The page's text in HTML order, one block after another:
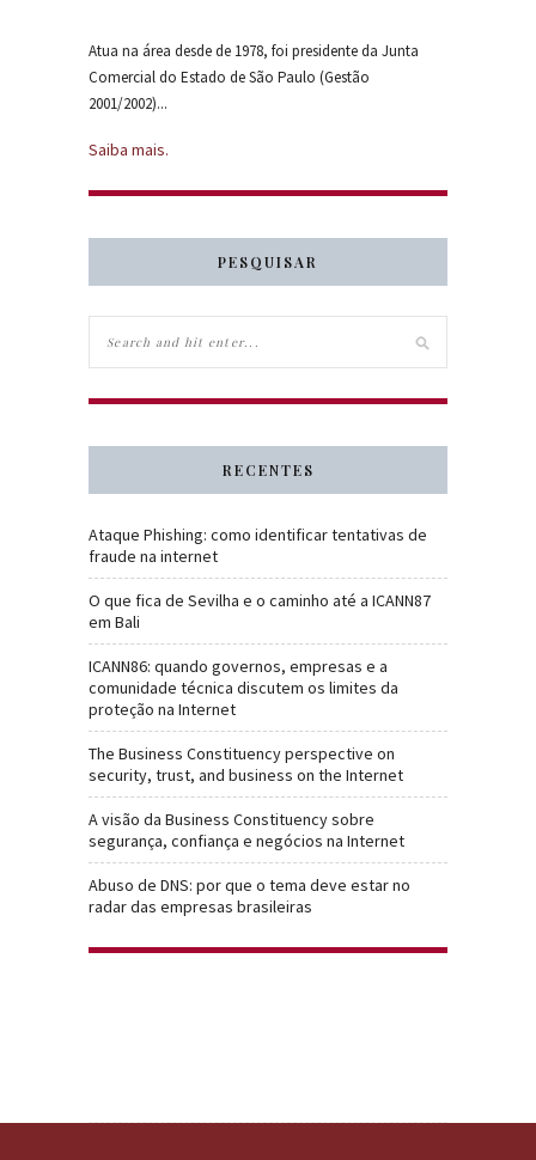
Atua na área desde de 1978, foi presidente da Junta
Comercial do Estado de São Paulo (Gestão
2001/2002)...
Saiba mais.
PESQUISAR
RECENTES
Ataque Phishing: como identificar tentativas de
fraude na internet
O que fica de Sevilha e o caminho até a ICANN87
em Bali
ICANN86: quando governos, empresas e a
comunidade técnica discutem os limites da
proteção na Internet
The Business Constituency perspective on
security, trust, and business on the Internet
A visão da Business Constituency sobre
segurança, confiança e negócios na Internet
Abuso de DNS: por que o tema deve estar no
radar das empresas brasileiras